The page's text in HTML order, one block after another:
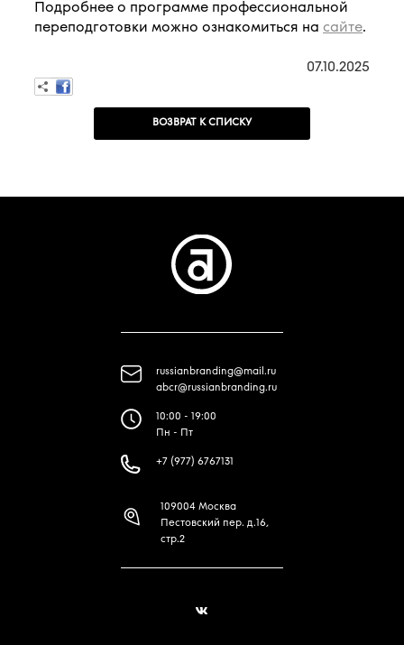
Подробнее о программе профессиональной
переподготовки можно ознакомиться на сайте.
07.10.2025
ВОЗВРАТ К СПИСКУ
russianbranding@mail.ru
abcr@russianbranding.ru
10:00 - 19:00
Пн - Пт
+7 (977) 6767131
109004 Москва
Пестовский пер. д.16,
стр.2